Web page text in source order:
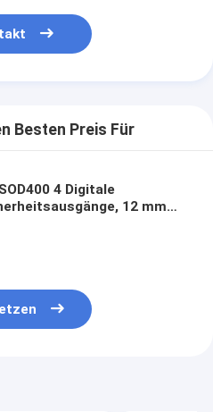
Besten Preis Für
4 Digitale
12 mm